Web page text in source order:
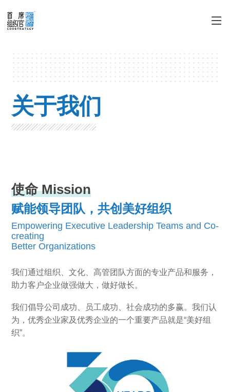
关于我们
使命 Mission
赋能领导团队，共创美好组织
Empowering Executive Leadership Teams and Co-
creating
Better Organizations
我们通过组织、文化、高管团队方面的专业产品和服务，
助力客户企业做强做大，做好做长。
我们倡导公司成功、员工成功、社会成功的多赢。我们认
为，优秀企业家及优秀企业的一个重要产品就是“美好组
织”。